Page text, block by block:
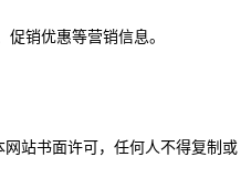
销优惠等营销信息。
站书面许可，任何人不得复制或